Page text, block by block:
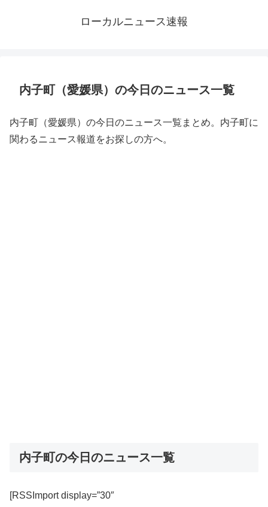
ローカルニュース速報
内子町（愛媛県）の今日のニュース一覧
内子町（愛媛県）の今日のニュース一覧まとめ。内子町に
関わるニュース報道をお探しの方へ。
内子町の今日のニュース一覧
[RSSImport display=”30″